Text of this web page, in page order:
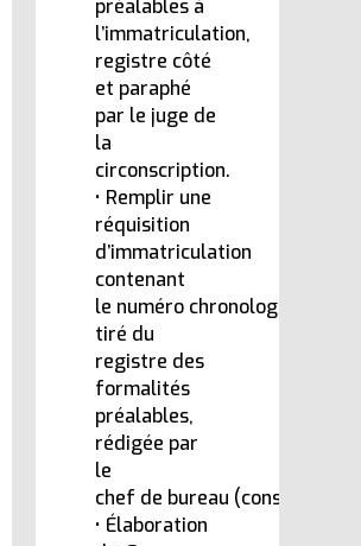
préalables à
l’immatriculation,
registre côté
et paraphé
par le juge de
la
circonscription.
• Remplir une
réquisition
d’immatriculation
contenant
le numéro chronologique
tiré du
registre des
formalités
préalables,
rédigée par
le
chef de bureau (conservateur).
• Élaboration